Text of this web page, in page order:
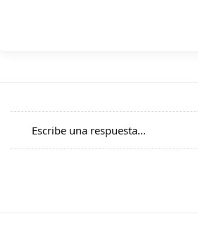
Escribe una respuesta...